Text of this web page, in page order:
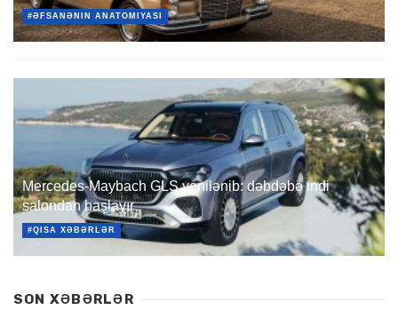
#ƏFSANƏNIN ANATOMIYASI
Mercedes-Maybach GLS yenilənib: dəbdəbə indi
salondan başlayır
#QISA XƏBƏRLƏR
SON XƏBƏRLƏR